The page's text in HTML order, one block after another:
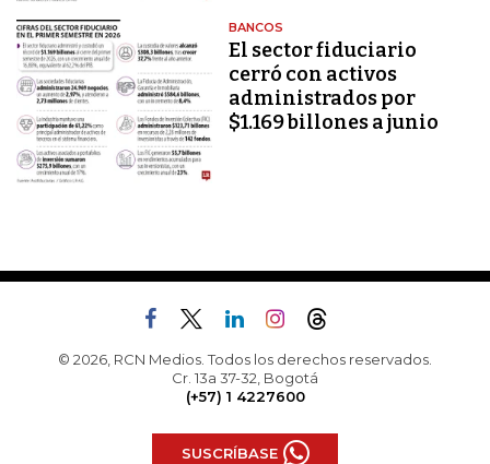
BANCOS
El sector fiduciario
cerró con activos
administrados por
$1.169 billones a junio
© 2026, RCN Medios. Todos los derechos reservados.
Cr. 13a 37-32, Bogotá
(+57) 1 4227600
SUSCRÍBASE